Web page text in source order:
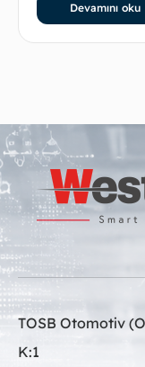
Devamını oku
TOSB Otomotiv
K:1